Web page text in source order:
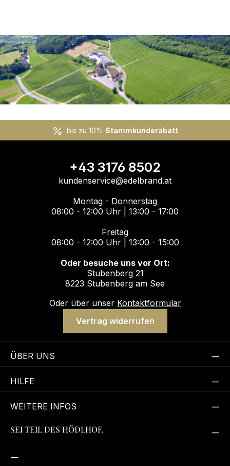
bis zu 10% Stammkunderabatt
+43 3176 8502
kundenservice@edelbrand.at
Montag - Donnerstag
08:00 - 12:00 Uhr | 13:00 - 17:00
Freitag
08:00 - 12:00 Uhr | 13:00 - 15:00
Oder besuche uns vor Ort:
Stubenberg 21
8223 Stubenberg am See
Oder über unser Kontaktformular
Vertrag widerrufen
ÜBER UNS
HILFE
WEITERE INFOS
SEI TEIL DES HÖDLHOF.